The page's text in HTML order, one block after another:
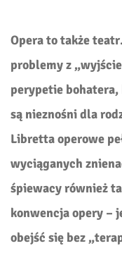
Opera to także
problemy z
perypetie bohatera,
są nieznośni dla
Libretta operowe
wyciąganych
śpiewacy również
konwencja opery –
obejść się bez